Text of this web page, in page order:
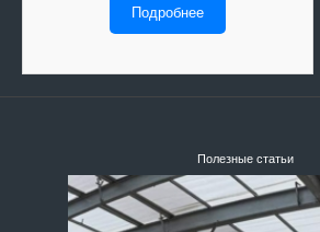
Подробнее
Полезные статьи